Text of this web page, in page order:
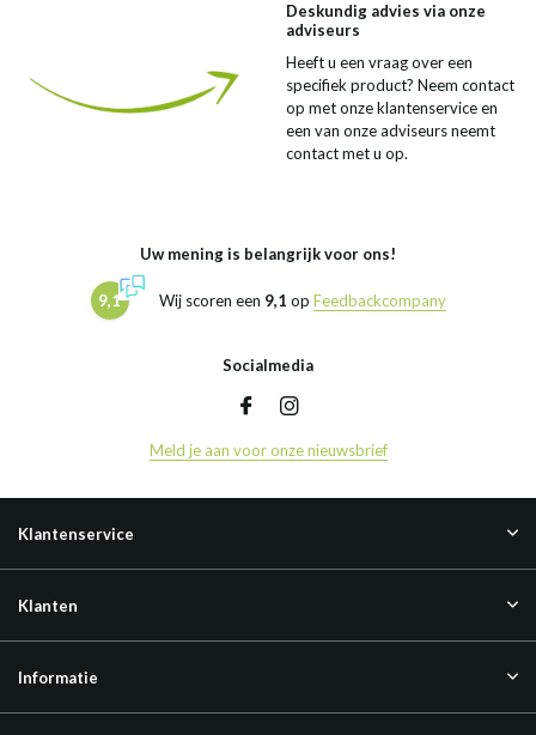
Deskundig advies via onze
adviseurs
Heeft u een vraag over een
specifiek product? Neem contact
op met onze klantenservice en
een van onze adviseurs neemt
contact met u op.
Uw mening is belangrijk voor ons!
9,1 Wij scoren een 9,1 op Feedbackcompany
Socialmedia
Meld je aan voor onze nieuwsbrief
Klantenservice
Klanten
Informatie